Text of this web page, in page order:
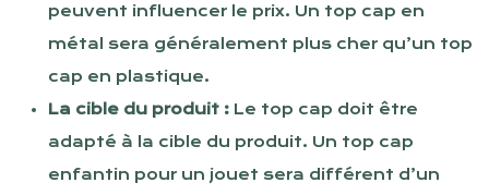
peuvent influencer le prix. Un top cap en
métal sera généralement plus cher qu’un top
cap en plastique.
La cible du produit : Le top cap doit être
adapté à la cible du produit. Un top cap
enfantin pour un jouet sera différent d’un